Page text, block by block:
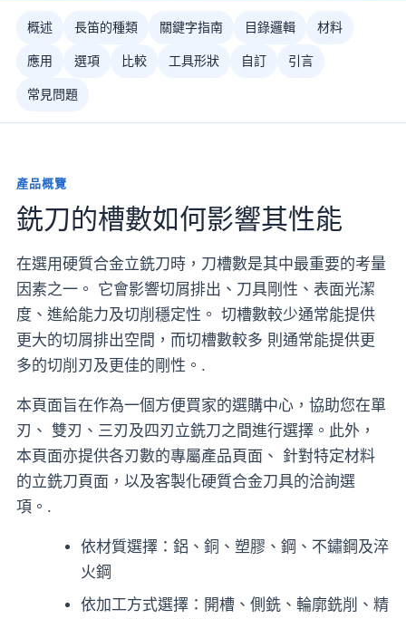
概述 長笛的種類 關鍵字指南 目錄邏輯 材料
應用 選項 比較 工具形狀 自訂 引言
常見問題
產品概覽
銑刀的槽數如何影響其性能
在選用硬質合金立銑刀時，刀槽數是其中最重要的考量
因素之一。 它會影響切屑排出、刀具剛性、表面光潔
度、進給能力及切削穩定性。 切槽數較少通常能提供
更大的切屑排出空間，而切槽數較多 則通常能提供更
多的切削刃及更佳的剛性。.
本頁面旨在作為一個方便買家的選購中心，協助您在單
刃、 雙刃、三刃及四刃立銑刀之間進行選擇。此外，
本頁面亦提供各刃數的專屬產品頁面、 針對特定材料
的立銑刀頁面，以及客製化硬質合金刀具的洽詢選
項。.
依材質選擇：鋁、銅、塑膠、鋼、不鏽鋼及淬
火鋼
依加工方式選擇：開槽、側銑、輪廓銑削、精